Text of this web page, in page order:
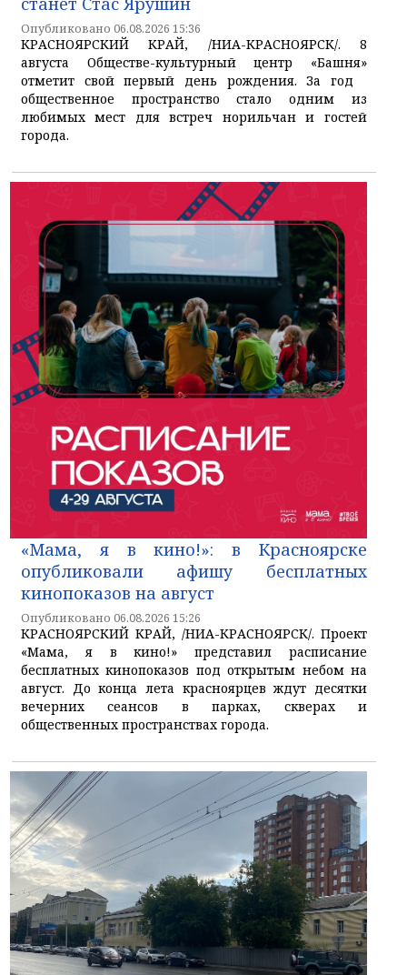
Опубликовано 06.08.2026 15:36
КРАСНОЯРСКИЙ КРАЙ, /НИА-КРАСНОЯРСК/. 8
августа Обществе-культурный центр «Башня»
отметит свой первый день рождения. За год
общественное пространство стало одним из
любимых мест для встреч норильчан и гостей
города.
«Мама, я в кино!»: в Красноярске
опубликовали афишу бесплатных
кинопоказов на август
Опубликовано 06.08.2026 15:26
КРАСНОЯРСКИЙ КРАЙ, /НИА-КРАСНОЯРСК/. Проект
«Мама, я в кино!» представил расписание
бесплатных кинопоказов под открытым небом на
август. До конца лета красноярцев ждут десятки
вечерних сеансов в парках, скверах и
общественных пространствах города.